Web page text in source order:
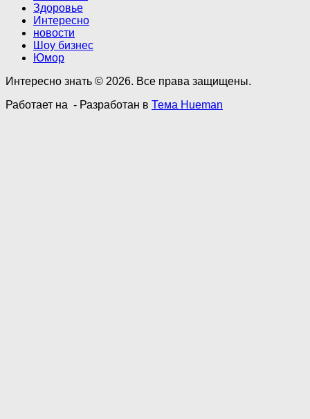
Здоровье
Интересно
новости
Шоу бизнес
Юмор
Интересно знать © 2026. Все права защищены.
Работает на - Разработан в Тема Hueman